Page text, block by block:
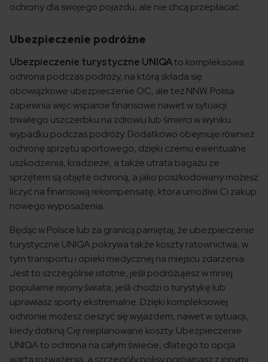
ochrony dla swojego pojazdu, ale nie chcą przepłacać.
Ubezpieczenie podróżne
Ubezpieczenie turystyczne UNIQAto kompleksowa
ochrona podczas podróży, na którą składa się
obowiązkowe ubezpieczenie OC, ale też NNW. Polisa
zapewnia więc wsparcie finansowe nawet w sytuacji
trwałego uszczerbku na zdrowiu lub śmierci w wyniku
wypadku podczas podróży. Dodatkowo obejmuje również
ochronę sprzętu sportowego, dzięki czemu ewentualne
uszkodzenia, kradzieże, a także utrata bagażu ze
sprzętem są objęte ochroną, a jako poszkodowany możesz
liczyć na finansową rekompensatę, która umożliwi Ci zakup
nowego wyposażenia.
Będąc w Polsce lub za granicą pamiętaj, że ubezpieczenie
turystyczne UNIQA pokrywa także koszty ratownictwa, w
tym transportu i opieki medycznej na miejscu zdarzenia.
Jest to szczególnie istotne, jeśli podróżujesz w mniej
popularne rejony świata, jeśli chodzi o turystykę lub
uprawiasz sporty ekstremalne. Dzięki kompleksowej
ochronie możesz cieszyć się wyjazdem, nawet w sytuacji,
kiedy dotkną Cię nieplanowane koszty. Ubezpieczenie
UNIQA to ochrona na całym świecie, dlatego to opcja